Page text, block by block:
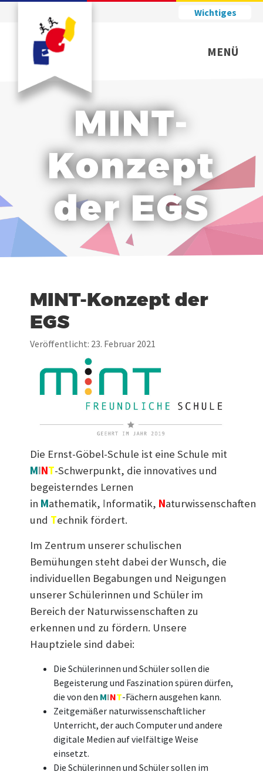
Wichtiges
MENÜ
MINT-
Konzept
der EGS
MINT-Konzept der
EGS
Veröffentlicht: 23. Februar 2021
Die Ernst-Göbel-Schule ist eine Schule mit
MINT-Schwerpunkt, die innovatives und
begeisterndes Lernen
in Mathematik, Informatik, Naturwissenschaften
und Technik fördert.
Im Zentrum unserer schulischen
Bemühungen steht dabei der Wunsch, die
individuellen Begabungen und Neigungen
unserer Schülerinnen und Schüler im
Bereich der Naturwissenschaften zu
erkennen und zu fördern. Unsere
Hauptziele sind dabei:
Die Schülerinnen und Schüler sollen die
Begeisterung und Faszination spüren dürfen,
die von den MINT-Fächern ausgehen kann.
Zeitgemäßer naturwissenschaftlicher
Unterricht, der auch Computer und andere
digitale Medien auf vielfältige Weise
einsetzt.
Die Schülerinnen und Schüler sollen im